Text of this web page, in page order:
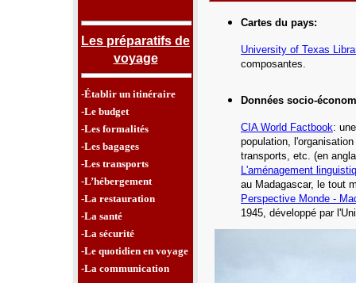
Les préparatifs de
voyage
-Établir un itinéraire
-Le budget
-Les formalités
-Les bagages
-Les transports
-L’hébergement
-La restauration
-La santé
-La sécurité
-Le quotidien en voyage
-La communication
Cartes du pays:
University of Texas
composantes.
Données socio-
CIA World Factbook:
population,
transports, etc. (en
L'aménagement
au Madagascar, le tout
Perspective Monde -
1945, développé par